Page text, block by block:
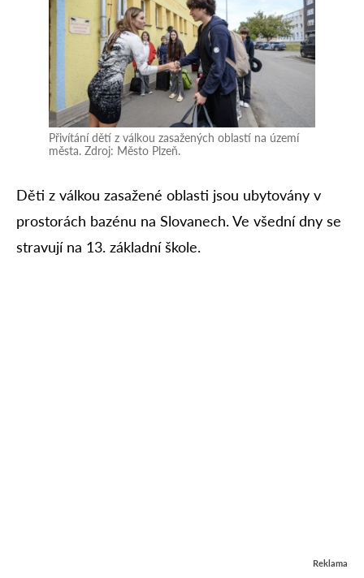
Přivítání dětí z válkou zasažených oblastí na území
města. Zdroj: Město Plzeň.
Děti z válkou zasažené oblasti jsou ubytovány v
prostorách bazénu na Slovanech. Ve všední dny se
stravují na 13. základní škole.
Reklama